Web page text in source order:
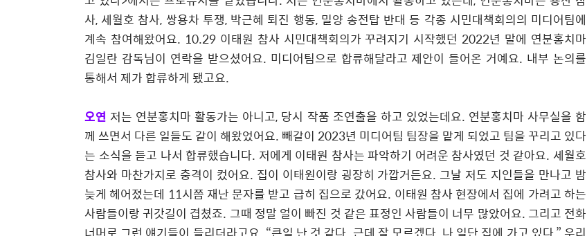
사, 세월호 참사, 쌍용차 투쟁, 박근혜 퇴진 행동, 밀양 송전탑 반대 등 각종 시민대책회의의 미디어팀에
계속 참여해왔어요. 10.29 이태원 참사 시민대책회의가 꾸려지기 시작했던 2022년 말에 연분홍치마
김일란 감독님이 연락을 받으셨어요. 미디어팀으로 합류해달라고 제안이 들어온 거예요. 내부 논의를
통해서 제가 합류하게 됐고요.
오연 저는 연분홍치마 활동가는 아니고, 당시 작품 조연출을 하고 있었는데요. 연분홍치마 사무실을 함
께 쓰면서 다른 일들도 같이 해왔었어요. 빼갈이 2023년 미디어팀 팀장을 맡게 되었고 팀을 꾸리고 있다
는 소식을 듣고 나서 합류했습니다. 저에게 이태원 참사는 파악하기 어려운 참사였던 것 같아요. 세월호
참사와 마찬가지로 충격이 컸어요. 집이 이태원이랑 굉장히 가깝거든요. 그날 저도 지인들을 만나고 밤
늦게 헤어졌는데 11시쯤 재난 문자를 받고 급히 집으로 갔어요. 이태원 참사 현장에서 집에 가려고 하는
사람들이랑 귀갓길이 겹쳤죠. 그때 정말 얼이 빠진 것 같은 표정인 사람들이 너무 많았어요. 그리고 전화